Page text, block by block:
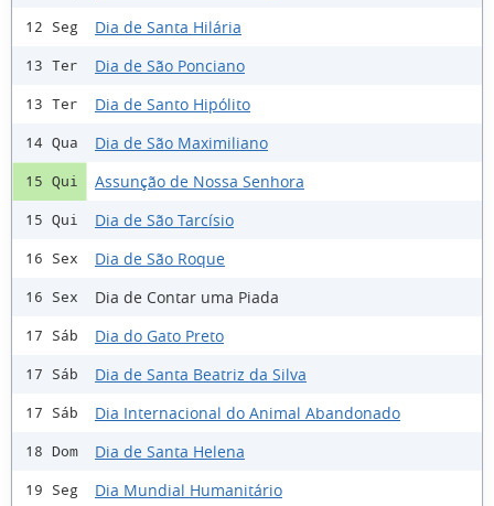
12 Seg Dia de Santa Hilária
13 Ter Dia de São Ponciano
13 Ter Dia de Santo Hipólito
14 Qua Dia de São Maximiliano
15 Qui Assunção de Nossa Senhora
15 Qui Dia de São Tarcísio
16 Sex Dia de São Roque
16 Sex Dia de Contar uma Piada
17 Sáb Dia do Gato Preto
17 Sáb Dia de Santa Beatriz da Silva
17 Sáb Dia Internacional do Animal Abandonado
18 Dom Dia de Santa Helena
19 Seg Dia Mundial Humanitário